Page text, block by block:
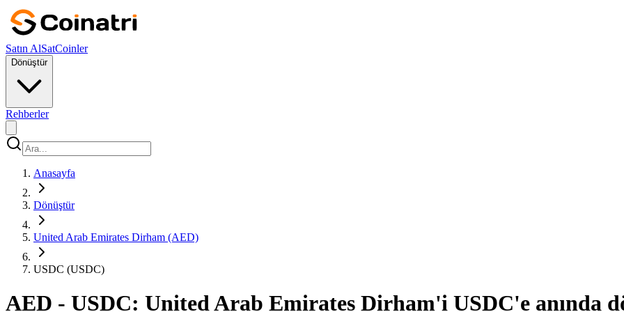
Satın AlSatCoinler
Dönüştür
Rehberler
Anasayfa
Dönüştür
United Arab Emirates Dirham (AED)
USDC (USDC)
AED - USDC: United Arab Emirates Dirham'i USDC'e anında